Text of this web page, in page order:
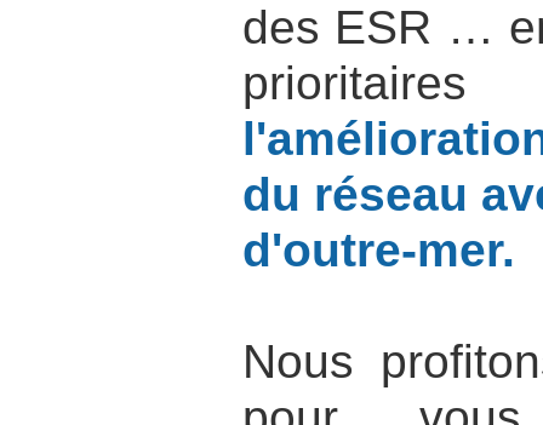
des ESR …
du réseau
d'outre-mer.
Nous